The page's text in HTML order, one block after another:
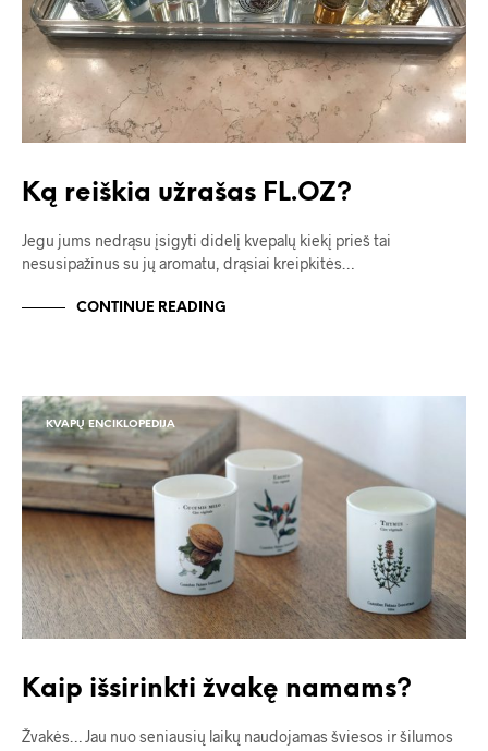
Ką reiškia užrašas FL.OZ?
Jegu jums nedrąsu įsigyti didelį kvepalų kiekį prieš tai
nesusipažinus su jų aromatu, drąsiai kreipkitės…
CONTINUE READING
KVAPŲ ENCIKLOPEDIJA
Kaip išsirinkti žvakę namams?
Žvakės… Jau nuo seniausių laikų naudojamas šviesos ir šilumos